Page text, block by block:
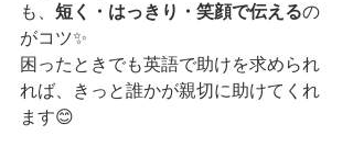
も、 短く・はっきり・笑顔で伝えるの
がコツ✨
困ったときでも英語で助けを求められ
れば、きっと誰かが親切に助けてくれ
ます😊